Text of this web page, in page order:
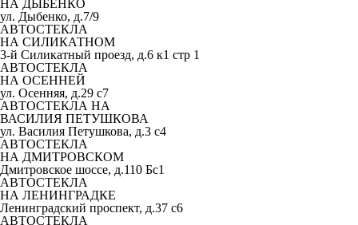
НА ДЫБЕНКО
ул. Дыбенко, д.7/9
АВТОСТЕКЛА
НА СИЛИКАТНОМ
3-й Силикатный проезд, д.6 к1 стр 1
АВТОСТЕКЛА
НА ОСЕННЕЙ
ул. Осенняя, д.29 с7
АВТОСТЕКЛА НА
ВАСИЛИЯ ПЕТУШКОВА
ул. Василия Петушкова, д.3 с4
АВТОСТЕКЛА
НА ДМИТРОВСКОМ
Дмитровское шоссе, д.110 Бс1
АВТОСТЕКЛА
НА ЛЕНИНГРАДКЕ
Ленинградский проспект, д.37 c6
АВТОСТЕКЛА